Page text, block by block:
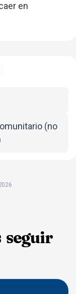
en
(no
seguir